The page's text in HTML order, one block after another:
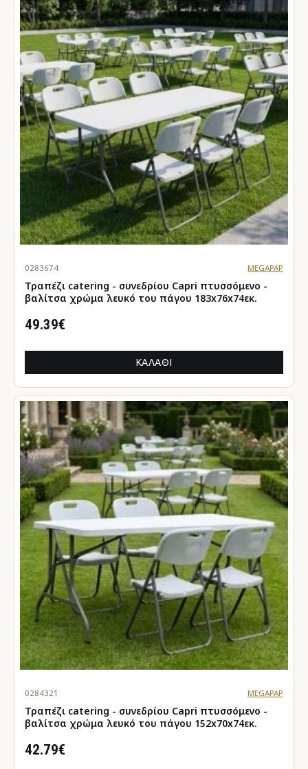
0283674 MEGAPAP
Τραπέζι catering - συνεδρίου Capri πτυσσόμενο -
βαλίτσα χρώμα λευκό του πάγου 183x76x74εκ.
49.39€
ΚΑΛΆΘΙ
0284321 MEGAPAP
Τραπέζι catering - συνεδρίου Capri πτυσσόμενο -
βαλίτσα χρώμα λευκό του πάγου 152x70x74εκ.
42.79€